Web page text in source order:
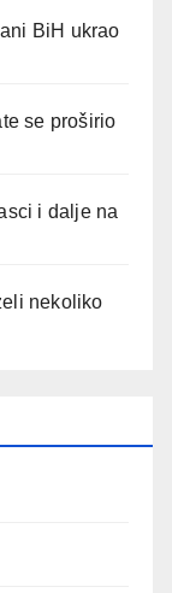
BiH ukrao
se proširio
i dalje na
nekoliko